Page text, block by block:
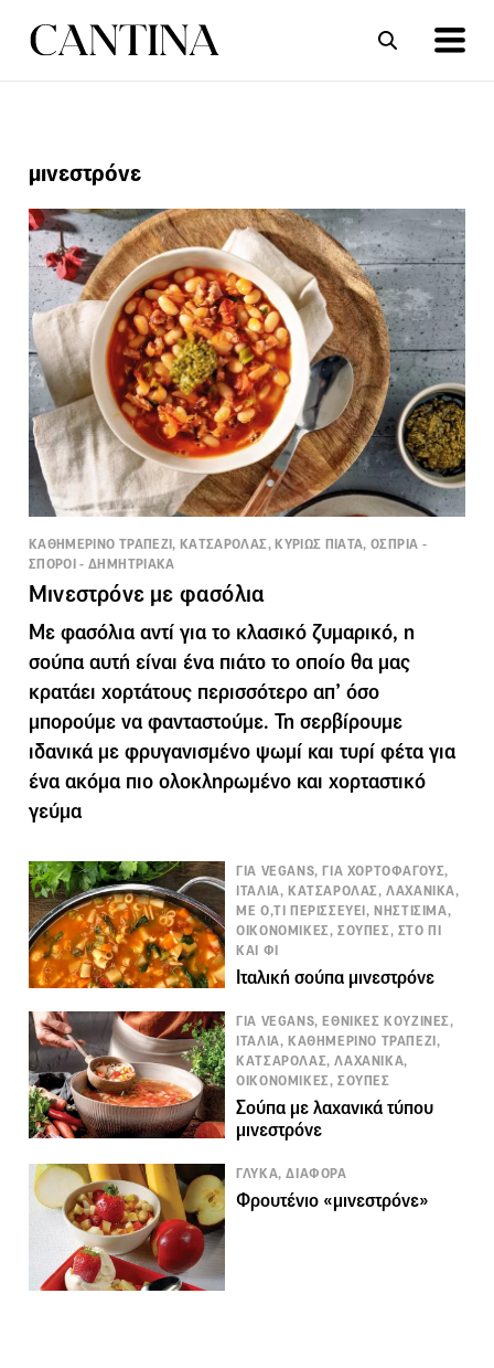
ΣΥΝΤΑΓΕΣ
μινεστρόνε
ΚΑΘΗΜΕΡΙΝΟ ΤΡΑΠΕΖΙ, ΚΑΤΣΑΡΟΛΑΣ, ΚΥΡΙΩΣ ΠΙΑΤΑ, ΟΣΠΡΙΑ -
ΣΠΟΡΟΙ - ΔΗΜΗΤΡΙΑΚΑ
Μινεστρόνε με φασόλια
Με φασόλια αντί για το κλασικό ζυμαρικό, η
σούπα αυτή είναι ένα πιάτο το οποίο θα µας
κρατάει χορτάτους περισσότερο απ’ όσο
µπορούµε να φανταστούµε. Τη σερβίρουμε
ιδανικά µε φρυγανισμένο ψωμί και τυρί φέτα για
ένα ακόµα πιο ολοκληρωµένο και χορταστικό
γεύµα
ΓΙΑ VEGANS, ΓΙΑ ΧΟΡΤΟΦΑΓΟΥΣ,
ΙΤΑΛΙΑ, ΚΑΤΣΑΡΟΛΑΣ, ΛΑΧΑΝΙΚΑ,
ΜΕ Ο,ΤΙ ΠΕΡΙΣΣΕΥΕΙ, ΝΗΣΤΙΣΙΜΑ,
ΟΙΚΟΝΟΜΙΚΕΣ, ΣΟΥΠΕΣ, ΣΤΟ ΠΙ
ΚΑΙ ΦΙ
Ιταλική σούπα μινεστρόνε
ΓΙΑ VEGANS, ΕΘΝΙΚΕΣ ΚΟΥΖΙΝΕΣ,
ΙΤΑΛΙΑ, ΚΑΘΗΜΕΡΙΝΟ ΤΡΑΠΕΖΙ,
ΚΑΤΣΑΡΟΛΑΣ, ΛΑΧΑΝΙΚΑ,
ΟΙΚΟΝΟΜΙΚΕΣ, ΣΟΥΠΕΣ
Σούπα με λαχανικά τύπου
μινεστρόνε
ΓΛΥΚΑ, ΔΙΑΦΟΡΑ
Φρουτένιο «μινεστρόνε»